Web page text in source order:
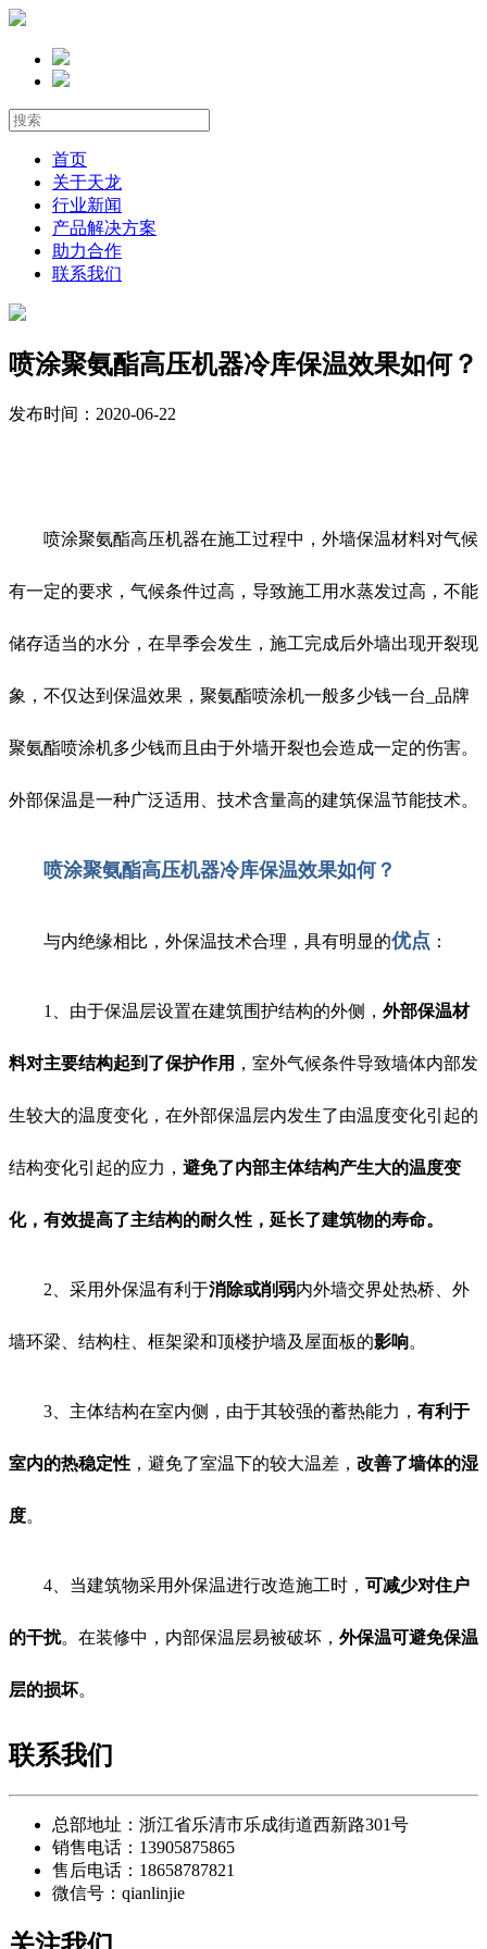
首页
关于天龙
行业新闻
产品解决方案
助力合作
联系我们
喷涂聚氨酯高压机器冷库保温效果如何？
发布时间：2020-06-22
喷涂聚氨酯高压机器在施工过程中，外墙保温材料对气候
有一定的要求，气候条件过高，导致施工用水蒸发过高，不能
储存适当的水分，在旱季会发生，施工完成后外墙出现开裂现
象，不仅达到保温效果，聚氨酯喷涂机一般多少钱一台_品牌
聚氨酯喷涂机多少钱而且由于外墙开裂也会造成一定的伤害。
外部保温是一种广泛适用、技术含量高的建筑保温节能技术。
喷涂聚氨酯高压机器冷库保温效果如何？
与内绝缘相比，外保温技术合理，具有明显的优点 ：
1、由于保温层设置在建筑围护结构的外侧， 外部保温材
料对主要结构起到了保护作用 ，室外气候条件导致墙体内部发
生较大的温度变化，在外部保温层内发生了由温度变化引起的
结构变化引起的应力， 避免了内部主体结构产生大的温度变
化，有效提高了主结构的耐久性，延长了建筑物的寿命。
2、采用外保温有利于消除或削弱内外墙交界处热桥、外
墙环梁、结构柱、框架梁和顶楼护墙及屋面板的影响。
3、主体结构在室内侧，由于其较强的蓄热能力， 有利于
室内的热稳定性 ，避免了室温下的较大温差， 改善了墙体的湿
度。
4、当建筑物采用外保温进行改造施工时， 可减少对住户
的干扰。在装修中，内部保温层易被破坏， 外保温可避免保温
层的损坏。
联系我们
总部地址：浙江省乐清市乐成街道西新路301号
销售电话：13905875865
售后电话：18658787821
微信号：qianlinjie